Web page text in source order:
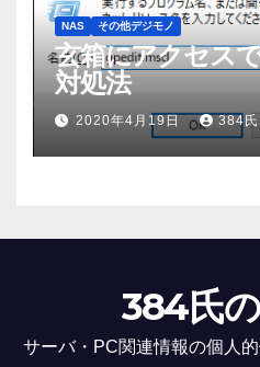
NAS その他デジモノ
玄箱にアクセス
対処法
2020年4月19日 384氏
384氏
サーバ・PC関連情報の個人